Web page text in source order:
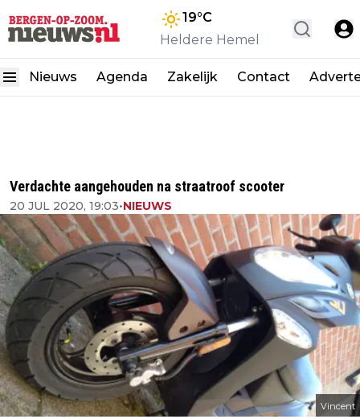
19°C
Heldere Hemel
Nieuws Agenda Zakelijk Contact
Verdachte aangehouden na straatroof scooter
20 JUL 2020, 19:03•NIEUWS
Vincent